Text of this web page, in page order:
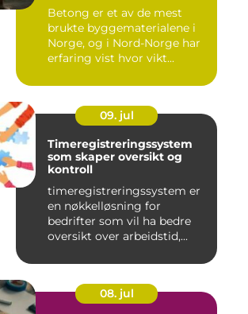
Betong er et av de mest
brukte byggematerialene i
Norge, og i Nord-Norge har
erfaring vist hvor vikt...
09. jul
Timeregistreringssystem
som skaper oversikt og
kontroll
timeregistreringssystem er
en nøkkelløsning for
bedrifter som vil ha bedre
oversikt over arbeidstid,...
08. jul